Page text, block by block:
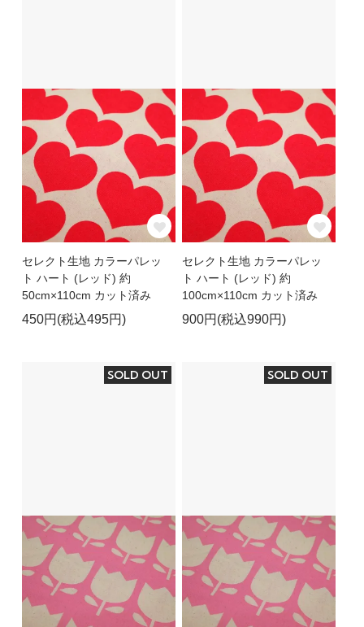
セレクト生地 カラーパレッ
ト ハート (レッド) 約
50cm×110cm カット済み
450円(税込495円)
セレクト生地 カラーパレッ
ト ハート (レッド) 約
100cm×110cm カット済み
900円(税込990円)
SOLD OUT SOLD OUT